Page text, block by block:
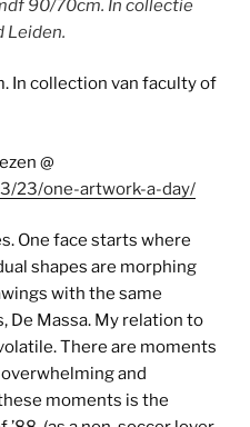
90/70cm. In collectie
Leiden.
In collection van faculty of
@
23/one-artwork-a-day/
One face starts where
shapes are morphing
with the same
De Massa. My relation to
There are moments
and
moments is the